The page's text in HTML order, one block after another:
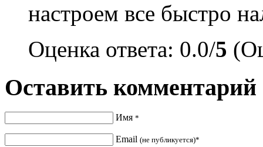
настроем все быстро
Оценка ответа: 0.0/5
Оставить комментарий
Имя *
Email (не публикуется)*